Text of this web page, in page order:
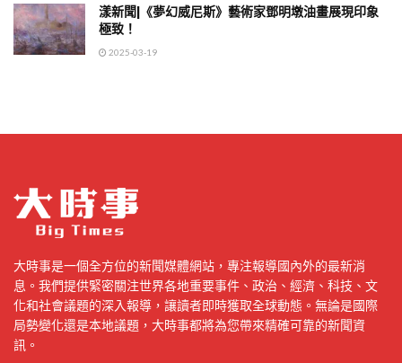
漾新聞|《夢幻威尼斯》藝術家鄧明墩油畫展現印象
極致！
2025-03-19
大時事是一個全方位的新聞媒體網站，專注報導國內外的最新消
息。我們提供緊密關注世界各地重要事件、政治、經濟、科技、文
化和社會議題的深入報導，讓讀者即時獲取全球動態。無論是國際
局勢變化還是本地議題，大時事都將為您帶來精確可靠的新聞資
訊。